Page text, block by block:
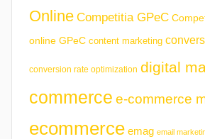
Online Competitia GPeC
online GPeC content marketing
conversion rate optimization digital
commerce e-commerce
ecommerce emag email